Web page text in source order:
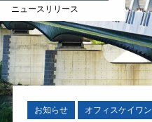
ニュースリリース
お知らせ オフィスケイワン